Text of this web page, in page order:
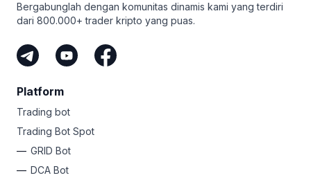
Bergabunglah dengan komunitas dinamis kami yang terdiri
dari 800.000+ trader kripto yang puas.
Platform
Trading bot
Trading Bot Spot
GRID Bot
DCA Bot